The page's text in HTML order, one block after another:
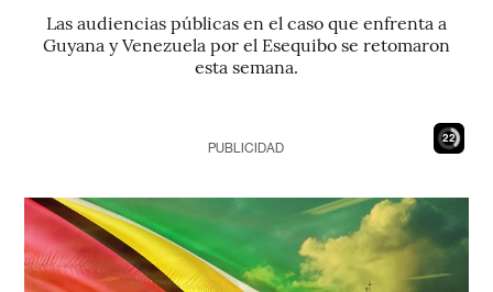
Las audiencias públicas en el caso que enfrenta a
Guyana y Venezuela por el Esequibo se retomaron
esta semana.
21
PUBLICIDAD